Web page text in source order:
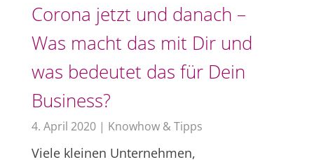
Corona jetzt und danach –
Was macht das mit Dir und
was bedeutet das für Dein
Business?
4. April 2020| Knowhow & Tipps
Viele kleinen Unternehmen,